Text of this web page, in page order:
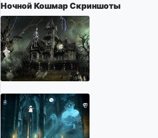
Ночной КошмарСкриншоты